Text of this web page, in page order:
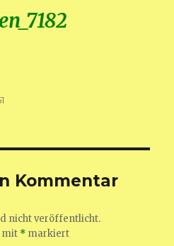
Kommentar
nicht veröffentlicht.
mit * markiert